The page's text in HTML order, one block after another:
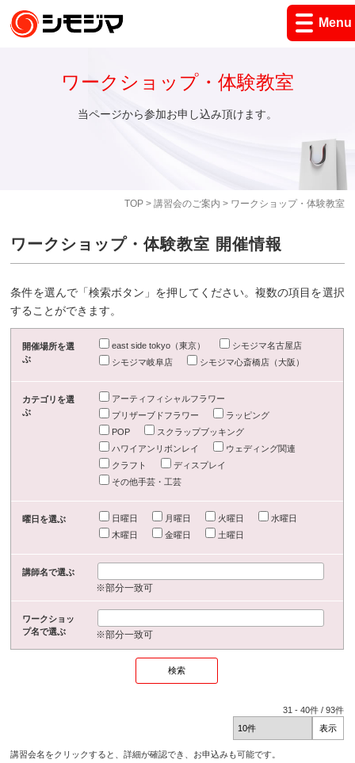
Menu
TOP> 講習会のご案内 > ワークショップ・体験教室
ワークショップ・体験教室
当ページから参加お申し込み頂けます。
ワークショップ・体験教室 開催情報
条件を選んで「検索ボタン」を押してください。複数の項目を選択
することができます。
開催場所を選
ぶ
east side tokyo（東京）
シモジマ名古屋店
シモジマ岐阜店
シモジマ心斎橋店（大阪）
カテゴリを選
ぶ
アーティフィシャルフラワー
プリザーブドフラワー
ラッピング
POP
スクラップブッキング
ハワイアンリボンレイ
ウェディング関連
クラフト
ディスプレイ
その他手芸・工芸
曜日を選ぶ 日曜日 月曜日 火曜日
水曜日
木曜日
金曜日 土曜日
講師名で選ぶ
※部分一致可
ワークショッ
プ名で選ぶ
※部分一致可
31 -40件 /93件
講習会名をクリックすると、詳細が確認でき、お申込みも可能です。